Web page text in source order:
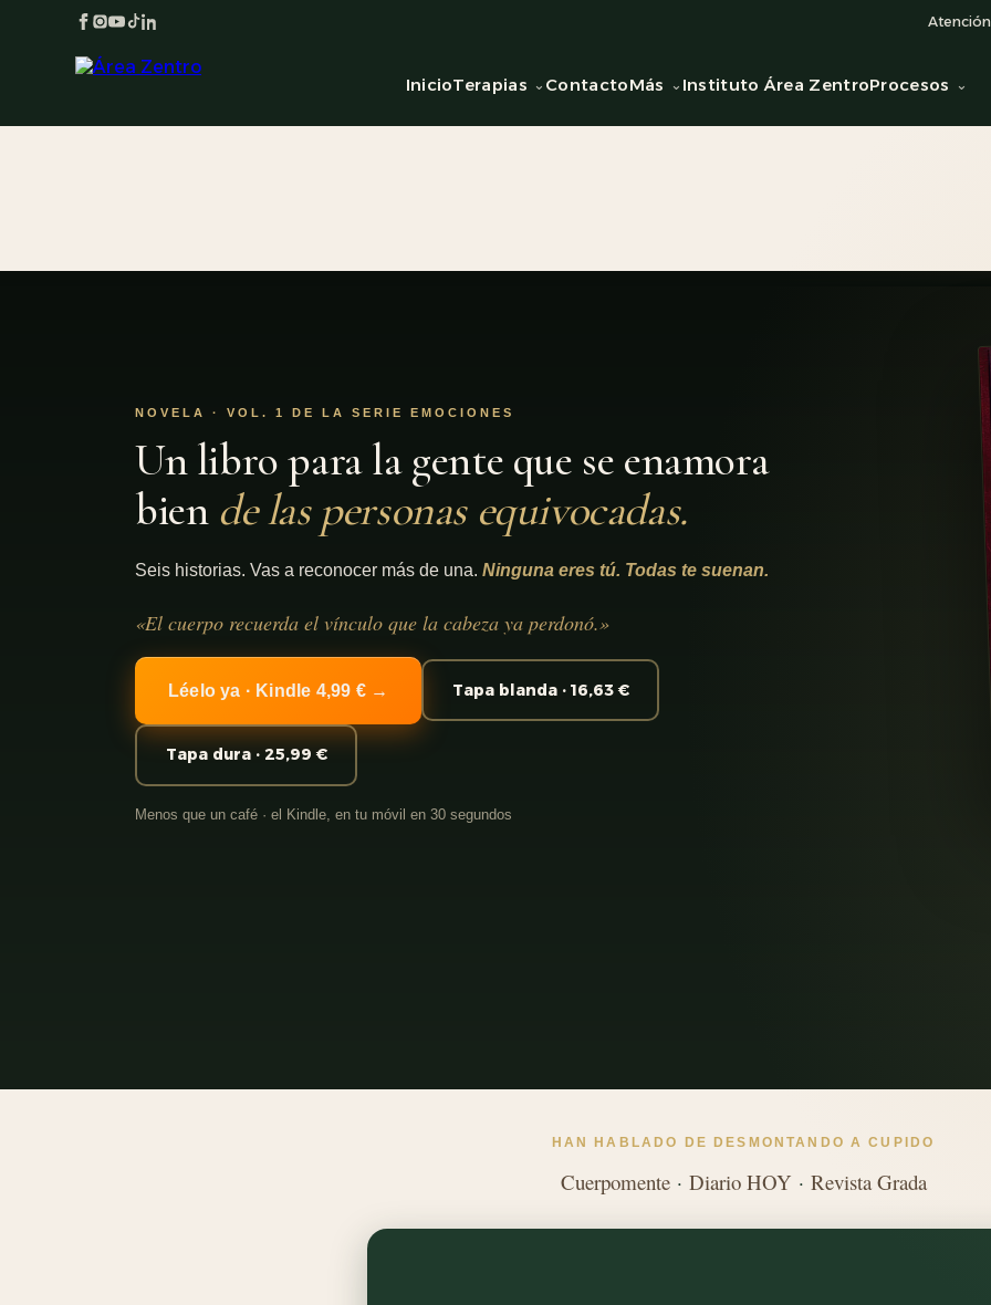
Atención
InicioTerapias ContactoMás Instituto Área ZentroProcesos
NOVELA · VOL. 1 DE LA SERIE EMOCIONES
Un libro para la gente que se enamora
bien de las personas equivocadas.
Seis historias. Vas a reconocer más de una. Ninguna eres tú. Todas te suenan.
«El cuerpo recuerda el vínculo que la cabeza ya perdonó.»
Léelo ya · Kindle 4,99 € → Tapa blanda · 16,63 €
Tapa dura · 25,99 €
Menos que un café · el Kindle, en tu móvil en 30 segundos
HAN HABLADO DE DESMONTANDO A CUPIDO
Cuerpomente · Diario HOY · Revista Grada